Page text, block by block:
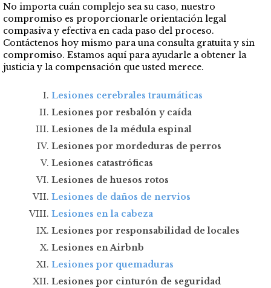
No importa cuán complejo sea su caso, nuestro
compromiso es proporcionarle orientación legal
compasiva y efectiva en cada paso del proceso.
Contáctenos hoy mismo para una consulta gratuita y sin
compromiso. Estamos aquí para ayudarle a obtener la
justicia y la compensación que usted merece.
Lesiones cerebrales traumáticas
Lesiones por resbalón y caída
Lesiones de la médula espinal
Lesiones por mordeduras de perros
Lesiones catastróficas
Lesiones de huesos rotos
Lesiones de daños de nervios
Lesiones en la cabeza
Lesiones por responsabilidad de locales
Lesiones en Airbnb
Lesiones por quemaduras
Lesiones por cinturón de seguridad